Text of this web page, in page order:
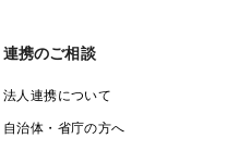
連携のご相談
法人連携について
自治体・省庁の方へ